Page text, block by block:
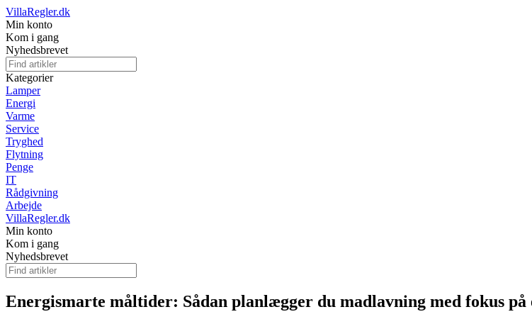
VillaRegler.dk
Min konto
Kom i gang
Nyhedsbrevet
Kategorier
Lamper
Energi
Varme
Service
Tryghed
Flytning
Penge
IT
Rådgivning
Arbejde
VillaRegler.dk
Min konto
Kom i gang
Nyhedsbrevet
Energismarte måltider: Sådan planlægger du madlavning med fokus